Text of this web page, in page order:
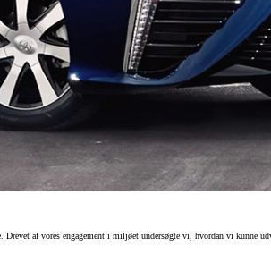
af vores engagement i miljøet undersøgte vi, hvordan vi